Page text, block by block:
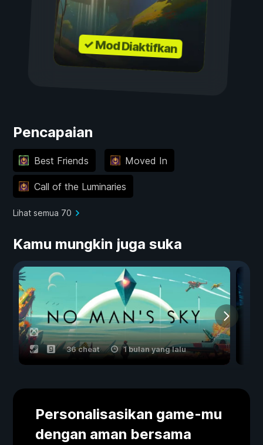
✓ Mod Diaktifkan
Pencapaian
Best Friends Moved In
Call of the Luminaries
Lihat semua 70
Kamu mungkin juga suka
36 cheat 1 bulan yang lalu
Personalisasikan game-mu
dengan aman bersama